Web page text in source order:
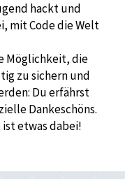
hackt und
mit Code die Welt
Möglichkeit, die
zu sichern und
Du erfährst
Dankeschöns.
etwas dabei!